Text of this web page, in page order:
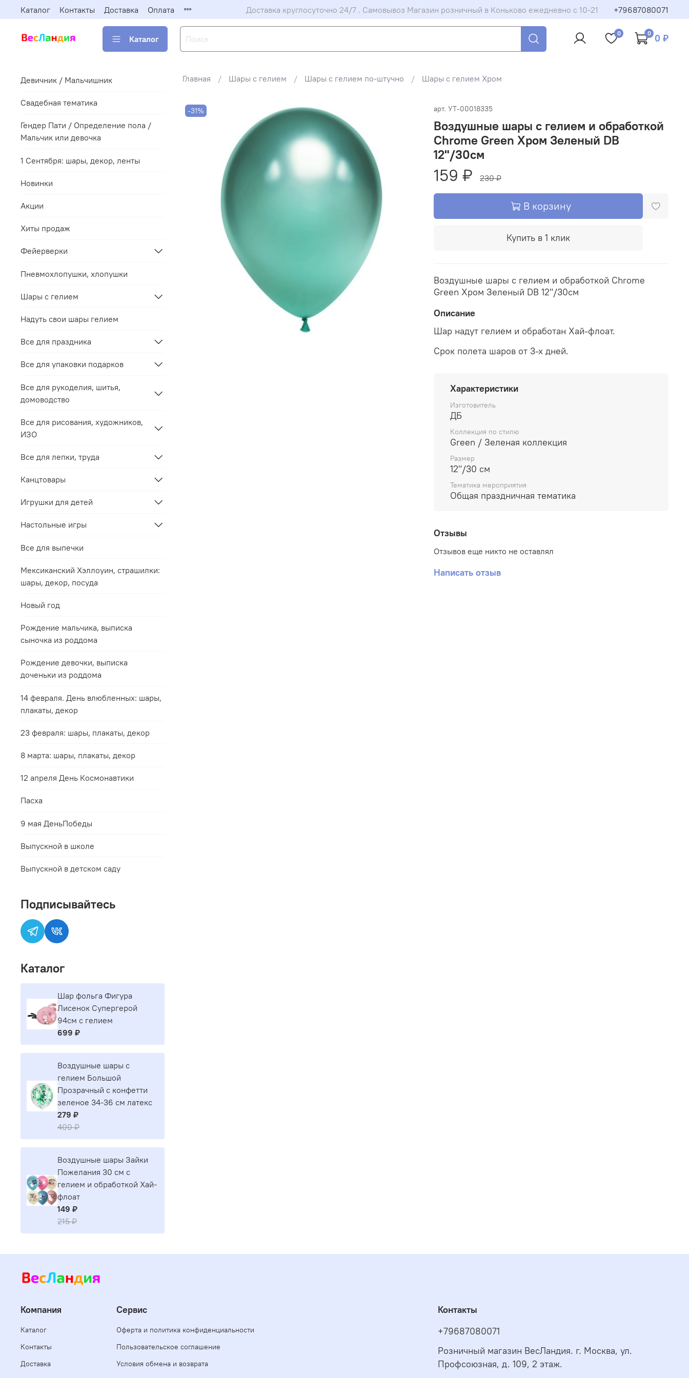
Каталог Контакты Доставка Оплата Доставка круглосуточно 24/7 . Самовывоз Магазин розничный в Коньково ежедневно с 10-21 +79687080071
Каталог
0 0 0 ₽
Главная Шары с гелием Шары с гелием по-штучно Шары с гелием Хром
-31% арт. УТ-00018335
Воздушные шары с гелием и обработкой
Chrome Green Хром Зеленый DB
12"/30см
159 ₽ 230 ₽
В корзину
Купить в 1 клик
Воздушные шары с гелием и обработкой Chrome
Green Хром Зеленый DB 12"/30см
Описание
Шар надут гелием и обработан Хай-флоат.
Срок полета шаров от 3-х дней.
Характеристики
Изготовитель
ДБ
Коллекция по стилю
Green / Зеленая коллекция
Размер
12"/30 см
Тематика мероприятия
Общая праздничная тематика
Отзывы
Отзывов еще никто не оставлял
Написать отзыв
Девичник / Мальчишник
Свадебная тематика
Гендер Пати / Определение пола /
Мальчик или девочка
1 Сентября: шары, декор, ленты
Новинки
Акции
Хиты продаж
Фейерверки
Пневмохлопушки, хлопушки
Шары с гелием
Надуть свои шары гелием
Все для праздника
Все для упаковки подарков
Все для рукоделия, шитья,
домоводство
Все для рисования, художников,
ИЗО
Все для лепки, труда
Канцтовары
Игрушки для детей
Настольные игры
Все для выпечки
Мексиканский Хэллоуин, страшилки:
шары, декор, посуда
Новый год
Рождение мальчика, выписка
сыночка из роддома
Рождение девочки, выписка
доченьки из роддома
14 февраля. День влюбленных: шары,
плакаты, декор
23 февраля: шары, плакаты, декор
8 марта: шары, плакаты, декор
12 апреля День Космонавтики
Пасха
9 мая ДеньПобеды
Выпускной в школе
Выпускной в детском саду
Подписывайтесь
Каталог
Шар фольга Фигура
Лисенок Супергерой
94см с гелием
699 ₽
Воздушные шары с
гелием Большой
Прозрачный с конфетти
зеленое 34-36 см латекс
279 ₽
400 ₽
Воздушные шары Зайки
Пожелания 30 см с
гелием и обработкой Хай-
флоат
149 ₽
215 ₽
Компания
Каталог
Контакты
Доставка
Сервис
Оферта и политика конфиденциальности
Пользовательское соглашение
Условия обмена и возврата
Контакты
+79687080071
Розничный магазин ВесЛандия. г. Москва, ул.
Профсоюзная, д. 109, 2 этаж.